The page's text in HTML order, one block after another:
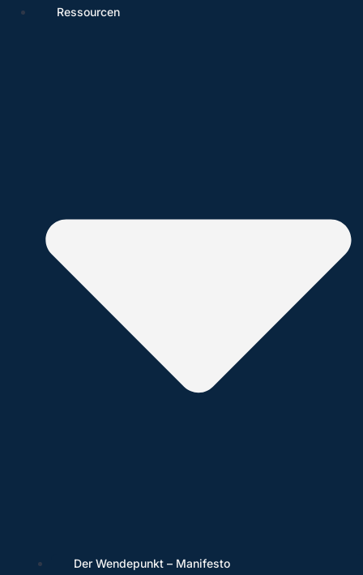
Ressourcen
Der Wendepunkt – Manifesto